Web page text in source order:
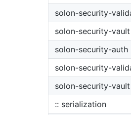
solon-security-
solon-security-vault
solon-security-auth
solon-security-
solon-security-vault
:: serialization